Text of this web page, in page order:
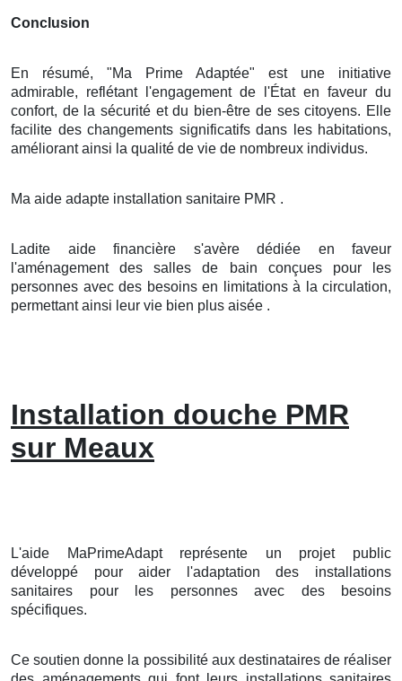
Conclusion
En résumé, "Ma Prime Adaptée" est une initiative
admirable, reflétant l'engagement de l'État en faveur du
confort, de la sécurité et du bien-être de ses citoyens. Elle
facilite des changements significatifs dans les habitations,
améliorant ainsi la qualité de vie de nombreux individus.
Ma aide adapte installation sanitaire PMR .
Ladite aide financière s'avère dédiée en faveur
l'aménagement des salles de bain conçues pour les
personnes avec des besoins en limitations à la circulation,
permettant ainsi leur vie bien plus aisée .
Installation douche PMR
sur Meaux
L'aide MaPrimeAdapt représente un projet public
développé pour aider l'adaptation des installations
sanitaires pour les personnes avec des besoins
spécifiques.
Ce soutien donne la possibilité aux destinataires de réaliser